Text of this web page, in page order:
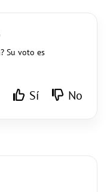
Su voto es
Sí No